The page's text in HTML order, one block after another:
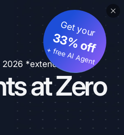
*extended
at Zero
Get your
33% off
+ free AI Agent